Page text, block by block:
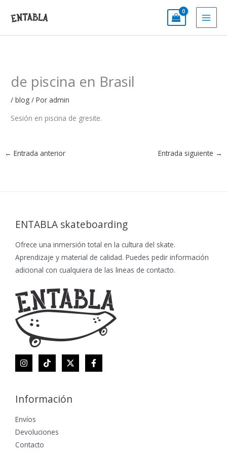
de piscina en Brasil
/blog / Por admin
Sesión en piscina de gresite.
← Entrada anterior Entrada siguiente →
ENTABLA skateboarding
Ofrece una inmersión total en la cultura del skate.
Aprendizaje y material de calidad. Puedes pedir información
adicional con cualquiera de las lineas de contacto.
Información
Envíos
Devoluciones
Contacto